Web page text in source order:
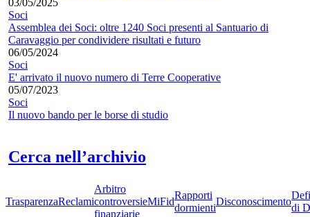
Soci
Assemblea dei Soci: oltre 1240 Soci presenti al Santuario di
Caravaggio per condividere risultati e futuro
06/05/2024
Soci
E' arrivato il nuovo numero di Terre Cooperative
05/07/2023
Soci
Il nuovo bando per le borse di studio
Cerca nell’archivio
TrasparenzaReclami
Arbitro
controversie
finanziarie
MiFid
Rapporti
dormienti
Disconoscimento
di